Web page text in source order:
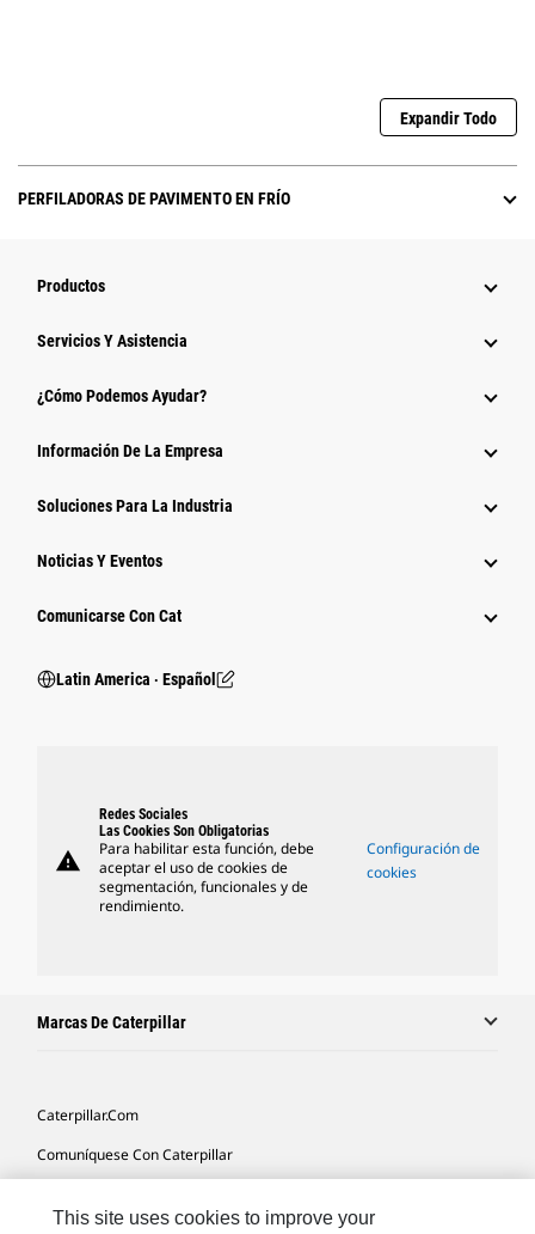
Expandir Todo
PERFILADORAS DE PAVIMENTO EN FRÍO
Productos
Servicios Y Asistencia
¿Cómo Podemos Ayudar?
Información De La Empresa
Soluciones Para La Industria
Noticias Y Eventos
Comunicarse Con Cat
Latin America ‧ Español
warning
Redes Sociales
Las Cookies Son Obligatorias
Para habilitar esta función, debe
aceptar el uso de cookies de
segmentación, funcionales y de
rendimiento.
Configuración de
cookies
Marcas De Caterpillar
Caterpillar.com
Comuníquese Con Caterpillar
This site uses cookies to improve your